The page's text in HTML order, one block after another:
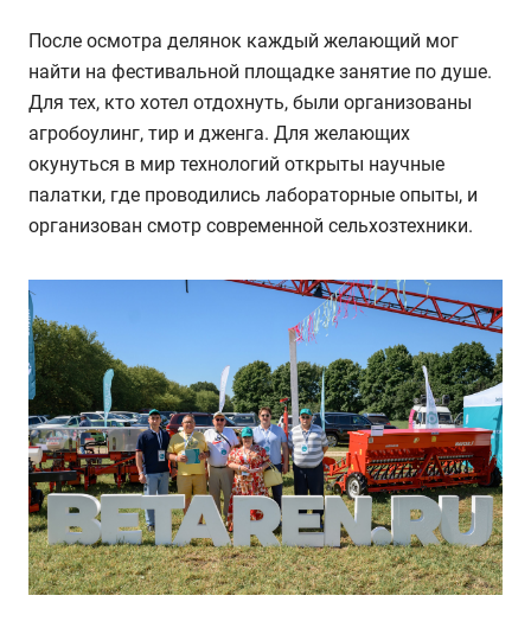
После осмотра делянок каждый желающий мог
найти на фестивальной площадке занятие по душе.
Для тех, кто хотел отдохнуть, были организованы
агробоулинг, тир и дженга. Для желающих
окунуться в мир технологий открыты научные
палатки, где проводились лабораторные опыты, и
организован смотр современной сельхозтехники.